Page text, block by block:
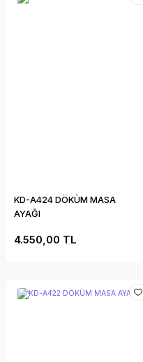
KD-A424 DÖKÜM MASA
AYAĞI
4.550,00 TL